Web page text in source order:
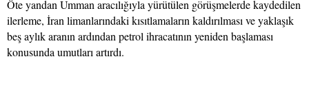
Öte yandan Umman aracılığıyla yürütülen görüşmelerde kaydedilen
ilerleme, İran limanlarındaki kısıtlamaların kaldırılması ve yaklaşık
beş aylık aranın ardından petrol ihracatının yeniden başlaması
konusunda umutları artırdı.